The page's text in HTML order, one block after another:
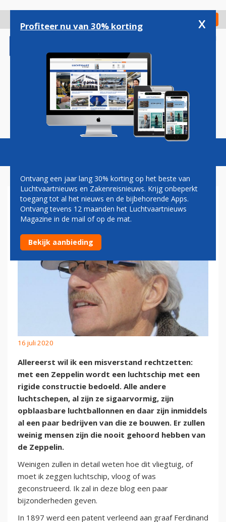
gaan
Check in
Magazine Podcasts Vacatures
PAUL GROVE: DE ZEPPELIN
16 juli 2020
Allereerst wil ik een misverstand rechtzetten:
met een Zeppelin wordt een luchtschip met een
rigide constructie bedoeld. Alle andere
luchtschepen, al zijn ze sigaarvormig, zijn
opblaasbare luchtballonnen en daar zijn inmiddels
al een paar bedrijven van die ze bouwen. Er zullen
weinig mensen zijn die nooit gehoord hebben van
de Zeppelin.
Weinigen zullen in detail weten hoe dit vliegtuig, of
moet ik zeggen luchtschip, vloog of was
geconstrueerd. Ik zal in deze blog een paar
bijzonderheden geven.
In 1897 werd een patent verleend aan graaf Ferdinand
Profiteer nu van 30% korting x
Ontvang een jaar lang 30% korting op het beste van
Luchtvaartnieuws en Zakenreisnieuws. Krijg onbeperkt
toegang tot al het nieuws en de bijbehorende Apps.
Ontvang tevens 12 maanden het Luchtvaartnieuws
Magazine in de mail of op de mat.
Bekijk aanbieding